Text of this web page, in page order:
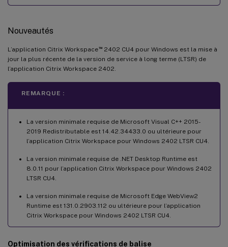
Nouveautés
L’application Citrix Workspace™2402 CU4 pour Windows est la mise à
jour la plus récente de la version de service à long terme (LTSR) de
l’application Citrix Workspace 2402.
REMARQUE :
La version minimale requise de Microsoft Visual C++ 2015-
2019 Redistributable est 14.42.34433.0 ou ultérieure pour
l’application Citrix Workspace pour Windows 2402 LTSR CU4.
La version minimale requise de .NET Desktop Runtime est
8.0.11 pour l’application Citrix Workspace pour Windows 2402
LTSR CU4.
La version minimale requise de Microsoft Edge WebView2
Runtime est 131.0.2903.112 ou ultérieure pour l’application
Citrix Workspace pour Windows 2402 LTSR CU4.
Optimisation des vérifications de balise